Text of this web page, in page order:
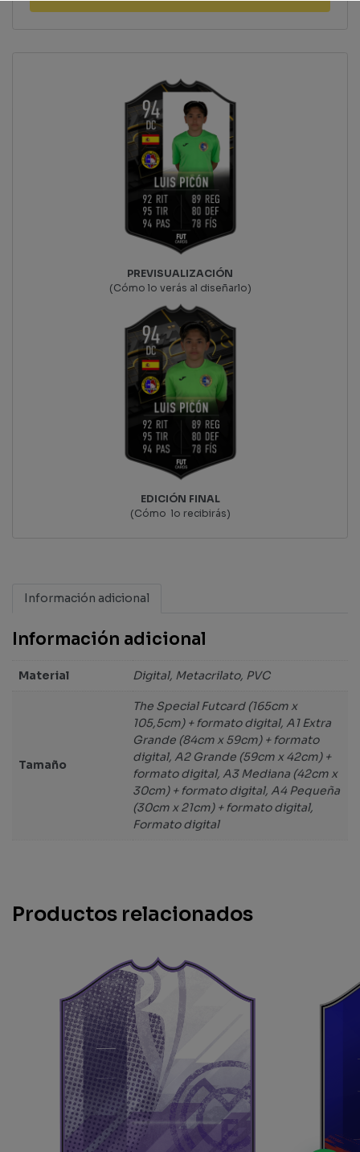
PREVISUALIZACIÓN
(Cómo lo verás al diseñarlo)
EDICIÓN FINAL
(Cómo lo recibirás)
Información adicional
Información adicional
Material Digital, Metacrilato, PVC
Tamaño
The Special Futcard (165cm x
105,5cm) + formato digital, A1 Extra
Grande (84cm x 59cm) + formato
digital, A2 Grande (59cm x 42cm) +
formato digital, A3 Mediana (42cm x
30cm) + formato digital, A4 Pequeña
(30cm x 21cm) + formato digital,
Formato digital
Productos relacionados